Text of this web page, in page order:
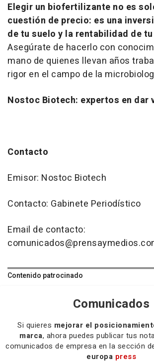
Elegir un biofertilizante no es
cuestión de precio: es una
de tu suelo y la rentabilidad de
Asegúrate de hacerlo con
mano de quienes llevan años
rigor en el campo de la
Nostoc Biotech: expertos en dar
Contacto
Emisor: Nostoc Biotech
Contacto: Gabinete Periodístico
Email de contacto:
Contenido patrocinado
Comunicados
Si quieres mejorar el
marca, ahora puedes publicar tus
comunicados de empresa en la sección
europa press